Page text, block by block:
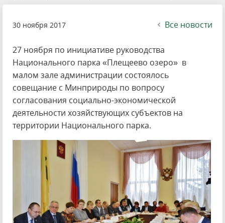
30 ноября 2017 Все новости
27 ноября по инициативе руководства
Национального парка «Плещеево озеро» в
малом зале администрации состоялось
совещание с Минприроды по вопросу
согласования социально-экономической
деятельности хозяйствующих субъектов на
территории Национального парка.